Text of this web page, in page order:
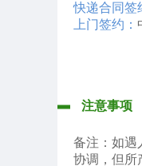
快递合同签
上门签约：
注意事项
备注：如遇
协调，但所